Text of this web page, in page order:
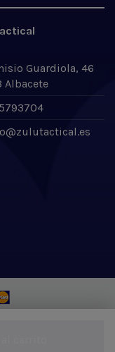
Guardiola, 46
Albacete
por Expertic